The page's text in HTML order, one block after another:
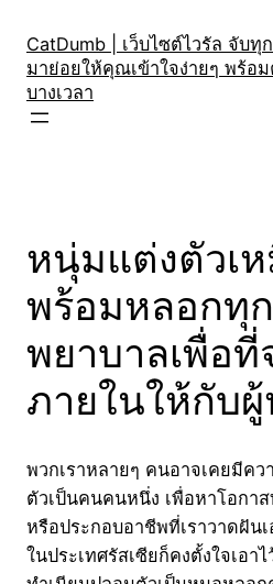
content
CatDumb | เว็บไซต์ไวรัล จับ
มาย่อยให้คุณเข้าใจง่ายๆ พร้อ
บางเวลา
หนุ่มแต่งตัวเ
พร้อมหลอกทุ
พยาบาลเพื่อที่
ภายในให้กับ
พวกเราหลายๆ คนอาจเคยมีค
ตัวเป็นคนคนหนึ่ง เพื่อหาโอกา
หรือประกอบอาชีพที่เราวาดฝัน
ในประเทศรัสเซียก็คงตั้งใจเอา